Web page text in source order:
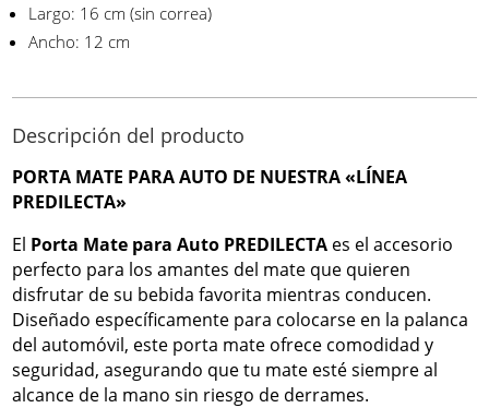
Largo: 16 cm (sin correa)
Ancho: 12 cm
Descripción del producto
PORTA MATE PARA AUTO DE NUESTRA «LÍNEA
PREDILECTA»
El Porta Mate para Auto PREDILECTA es el accesorio
perfecto para los amantes del mate que quieren
disfrutar de su bebida favorita mientras conducen.
Diseñado específicamente para colocarse en la palanca
del automóvil, este porta mate ofrece comodidad y
seguridad, asegurando que tu mate esté siempre al
alcance de la mano sin riesgo de derrames.